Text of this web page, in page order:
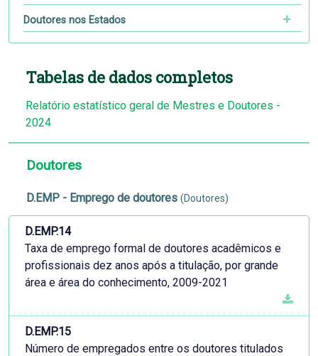
Doutores nos Estados
Tabelas de dados completos
Relatório estatístico geral de Mestres e Doutores -
2024
Doutores
D.EMP - Emprego de doutores (Doutores)
D.EMP.14
Taxa de emprego formal de doutores acadêmicos e
profissionais dez anos após a titulação, por grande
área e área do conhecimento, 2009-2021
D.EMP.15
Número de empregados entre os doutores titulados